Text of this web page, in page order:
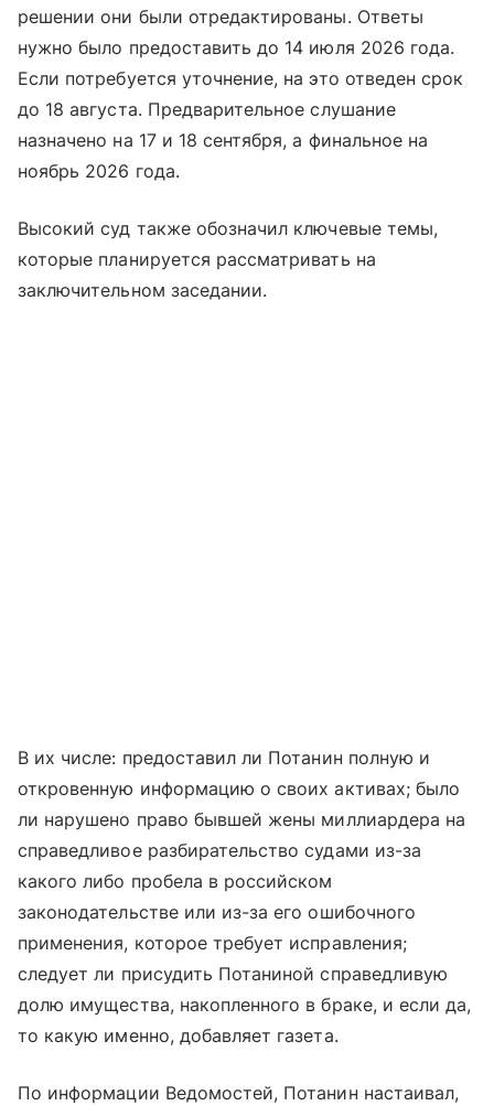
решении они были отредактированы. Ответы
нужно было предоставить до 14 июля 2026 года.
Если потребуется уточнение, на это отведен срок
до 18 августа. Предварительное слушание
назначено на 17 и 18 сентября, а финальное на
ноябрь 2026 года.
Высокий суд также обозначил ключевые темы,
которые планируется рассматривать на
заключительном заседании.
В их числе: предоставил ли Потанин полную и
откровенную информацию о своих активах; было
ли нарушено право бывшей жены миллиардера на
справедливое разбирательство судами из-за
какого либо пробела в российском
законодательстве или из-за его ошибочного
применения, которое требует исправления;
следует ли присудить Потаниной справедливую
долю имущества, накопленного в браке, и если да,
то какую именно, добавляет газета.
По информации Ведомостей, Потанин настаивал,